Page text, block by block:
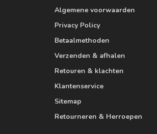
Algemene voorwaarden
Privacy Policy
Betaalmethoden
Verzenden & afhalen
Retouren & klachten
Klantenservice
Sitemap
Retourneren & Herroepen